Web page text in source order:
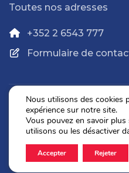
Toutes nos adresses
+352 2 6543 777
Formulaire de
Politique de
2026 © OGBL.
Nous utilisons des cookies
expérience sur notre site.
Vous pouvez en savoir
utilisons ou les désactiver
Accepter Rejeter